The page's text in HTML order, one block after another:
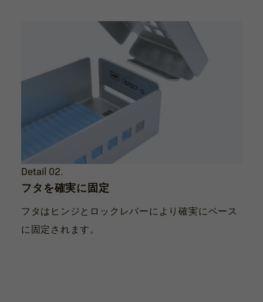
Detail 02.
フタを確実に固定
フタはヒンジとロックレバーにより確実にベース
に固定されます。